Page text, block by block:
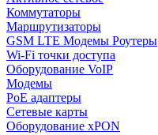
Коммутаторы
Маршрутизаторы
GSM LTE Модемы Роутеры
Wi-Fi точки доступа
Оборудование VoIP
Модемы
PoE адаптеры
Сетевые карты
Оборудование xPON